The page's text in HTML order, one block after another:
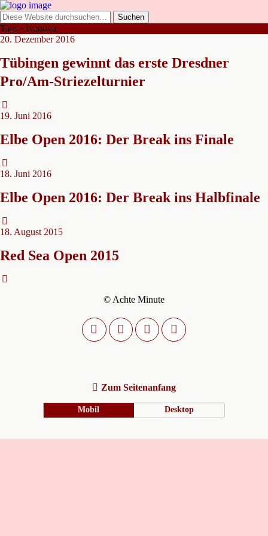
Tags › Ivanova
20. Dezember 2016
Tübingen gewinnt das erste Dresdner
Pro/Am-Striezelturnier
19. Juni 2016
Elbe Open 2016: Der Break ins Finale
18. Juni 2016
Elbe Open 2016: Der Break ins Halbfinale
18. August 2015
Red Sea Open 2015
© Achte Minute
Zum Seitenanfang
Mobil Desktop